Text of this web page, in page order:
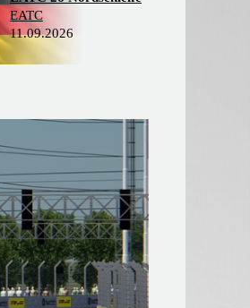
EATC
11.09.2026